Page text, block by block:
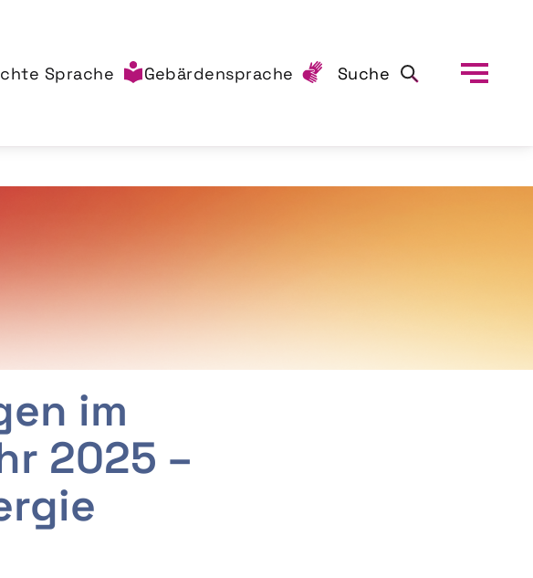
Sprache Gebärdensprache Suche
im
2025 –